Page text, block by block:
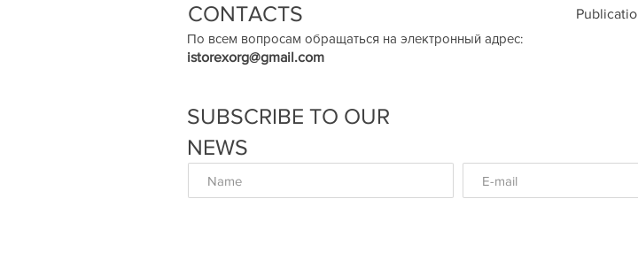
CONTACTS
По всем вопросам обращаться на электронный адрес:
istorexorg@gmail.com
SUBSCRIBE TO OUR
NEWS